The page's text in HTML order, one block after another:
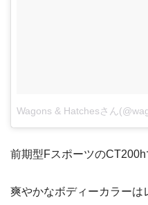
前期型FスポーツのCT200h
爽やかなボディーカラー